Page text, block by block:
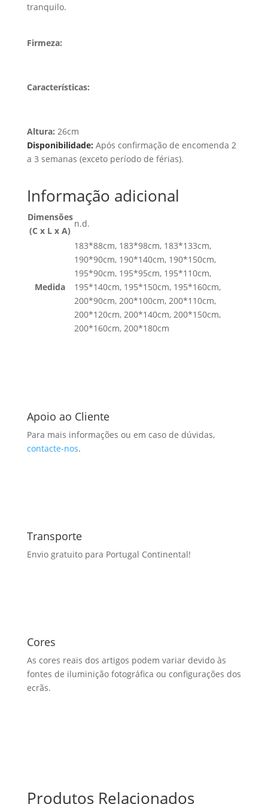
tranquilo.
Firmeza:
Características:
Altura: 26cm
Disponibilidade: Após confirmação de encomenda 2
a 3 semanas (exceto período de férias).
Informação adicional
Dimensões
(C x L x A)
n.d.
Medida
183*88cm, 183*98cm, 183*133cm,
190*90cm, 190*140cm, 190*150cm,
195*90cm, 195*95cm, 195*110cm,
195*140cm, 195*150cm, 195*160cm,
200*90cm, 200*100cm, 200*110cm,
200*120cm, 200*140cm, 200*150cm,
200*160cm, 200*180cm
Apoio ao Cliente
Para mais informações ou em caso de dúvidas,
contacte-nos.
Transporte
Envio gratuito para Portugal Continental!
Cores
As cores reais dos artigos podem variar devido às
fontes de iluminição fotográfica ou configurações dos
ecrãs.
Produtos Relacionados